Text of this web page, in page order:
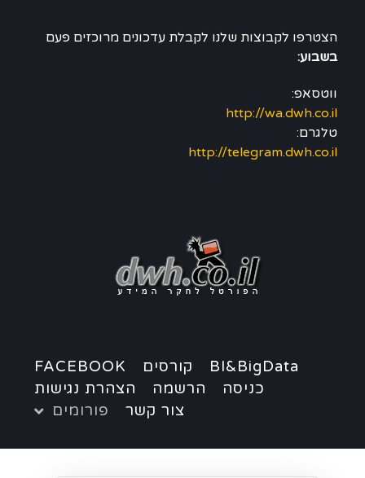
הצטרפו לקבוצות שלנו לקבלת עדכונים מרוכזים פעם
בשבוע:
ווטסאפ:
http://wa.dwh.co.il
טלגרם:
http://telegram.dwh.co.il
BI&BigData קורסים
FACEBOOK
כניסה
הרשמה
הצהרת נגישות
צור קשר
פורומים